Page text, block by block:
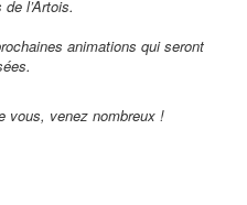
l’Artois.
animations qui seront
vous, venez nombreux !